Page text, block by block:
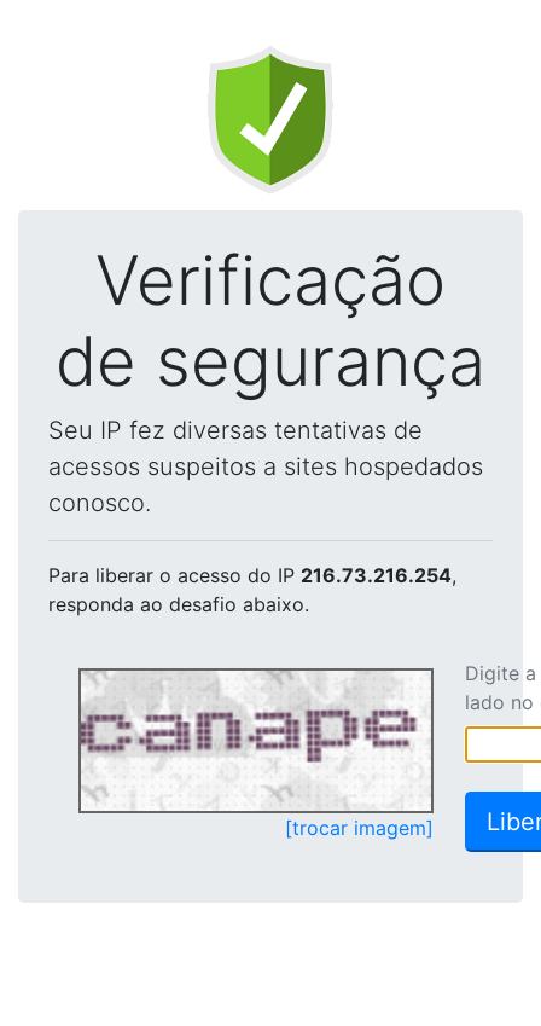
Verificação
de segurança
Seu IP fez diversas tentativas de
acessos suspeitos a sites hospedados
conosco.
Para liberar o acesso do IP 216.73.216.254,
responda ao desafio abaixo.
[trocar imagem]
Digite
lado no